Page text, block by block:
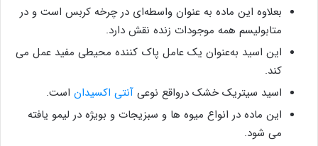
بعلاوه این ماده به عنوان واسطه‌ای در چرخه کربس است و در
متابولیسم همه موجودات زنده نقش دارد.
این اسید به‌عنوان یک عامل پاک کننده محیطی مفید عمل می
کند.
اسید سیتریک خشک درواقع نوعی آنتی اکسیدان است.
این ماده در انواع میوه ها و سبزیجات و بویژه در لیمو یافته
می شود.